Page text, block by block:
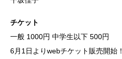
チケット
一般 1000円 中学生以下 500円
6月1日よりwebチケット販売開始！